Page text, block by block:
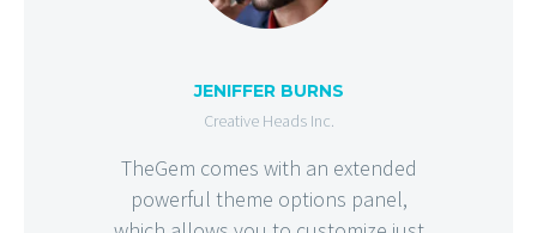
JENIFFER BURNS
Creative Heads Inc.
TheGem comes with an extended
powerful theme options panel,